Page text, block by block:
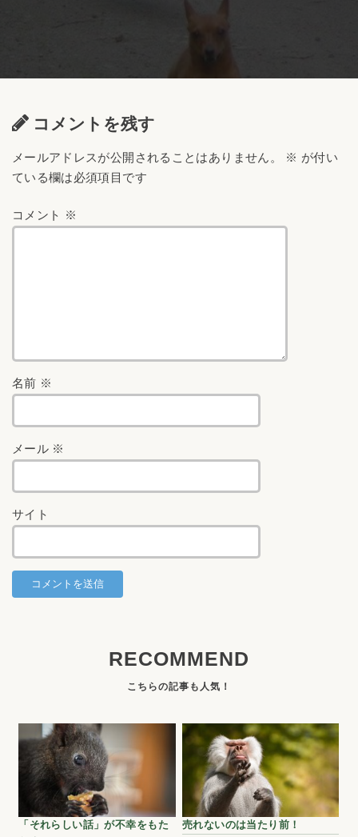
コメントを残す
メールアドレスが公開されることはありません。 ※ が付い
ている欄は必須項目です
コメント ※
名前 ※
メール ※
サイト
RECOMMEND
「それらしい話」が不幸をもた
売れないのは当たり前！